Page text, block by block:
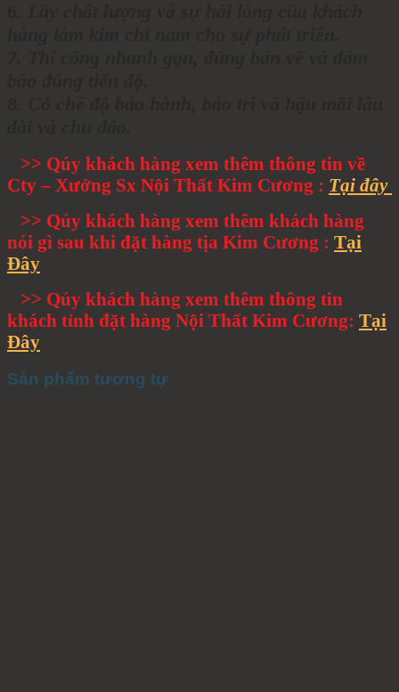
>> Qúy khách hàng xem thêm thông tin về
Cty – Xưởng Sx Nội Thất Kim Cương : Tại đây
>> Qúy khách hàng xem thêm khách hàng
nói gì sau khi đặt hàng tịa Kim Cương : Tại
Đây
>> Qúy khách hàng xem thêm thông tin
khách tỉnh đặt hàng Nội Thất Kim Cương: Tại
Đây
Sản phẩm tương tự